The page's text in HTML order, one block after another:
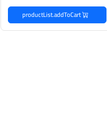
productList.addToCart